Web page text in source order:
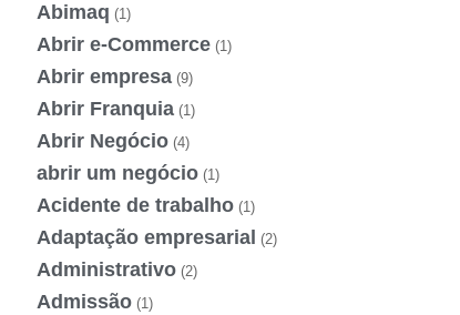
Abimaq (1)
Abrir e-Commerce (1)
Abrir empresa (9)
Abrir Franquia (1)
Abrir Negócio (4)
abrir um negócio (1)
Acidente de trabalho (1)
Adaptação empresarial (2)
Administrativo (2)
Admissão (1)